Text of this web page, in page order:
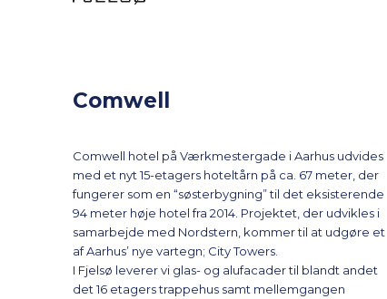
Comwell
Comwell hotel på Værkmestergade i Aarhus udvides
med et nyt 15-etagers hoteltårn på ca. 67 meter, der
fungerer som en “søsterbygning” til det eksisterende
94 meter høje hotel fra 2014. Projektet, der udvikles i
samarbejde med Nordstern, kommer til at udgøre et
af Aarhus’ nye vartegn; City Towers.
I Fjelsø leverer vi glas- og alufacader til blandt andet
det 16 etagers trappehus samt mellemgangen